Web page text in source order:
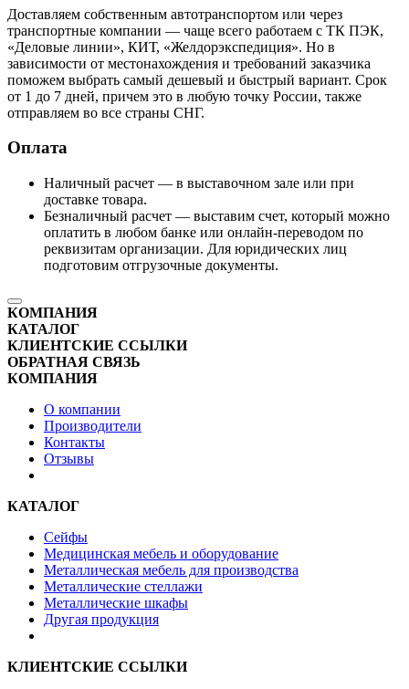
Доставляем собственным автотранспортом или через
транспортные компании — чаще всего работаем с ТК ПЭК,
«Деловые линии», КИТ, «Желдорэкспедиция». Но в
зависимости от местонахождения и требований заказчика
поможем выбрать самый дешевый и быстрый вариант. Срок
от 1 до 7 дней, причем это в любую точку России, также
отправляем во все страны СНГ.
Оплата
Наличный расчет — в выставочном зале или при
доставке товара.
Безналичный расчет — выставим счет, который можно
оплатить в любом банке или онлайн-переводом по
реквизитам организации. Для юридических лиц
подготовим отгрузочные документы.
КОМПАНИЯ
КАТАЛОГ
КЛИЕНТСКИЕ ССЫЛКИ
ОБРАТНАЯ СВЯЗЬ
КОМПАНИЯ
О компании
Производители
Контакты
Отзывы
КАТАЛОГ
Сейфы
Медицинская мебель и оборудование
Металлическая мебель для производства
Металлические стеллажи
Металлические шкафы
Другая продукция
КЛИЕНТСКИЕ ССЫЛКИ